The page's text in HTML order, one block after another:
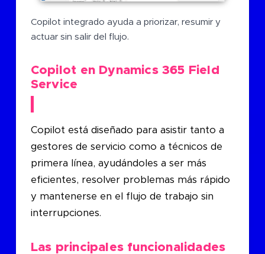
Copilot integrado ayuda a priorizar, resumir y
actuar sin salir del flujo.
Copilot en Dynamics 365 Field
Service
Copilot está diseñado para asistir tanto a
gestores de servicio como a técnicos de
primera línea, ayudándoles a ser más
eficientes, resolver problemas más rápido
y mantenerse en el flujo de trabajo sin
interrupciones.
Las principales funcionalidades